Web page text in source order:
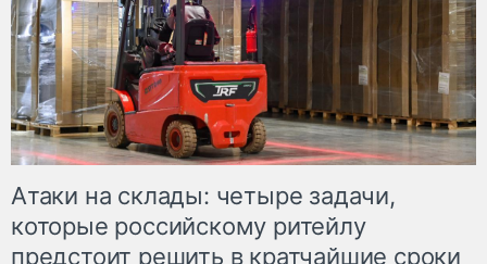
Атаки на склады: четыре задачи,
которые российскому ритейлу
предстоит решить в кратчайшие сроки